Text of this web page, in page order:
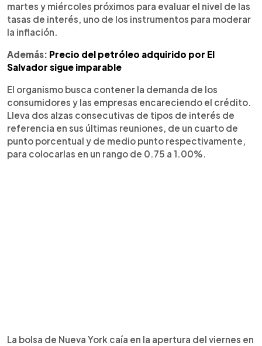
martes y miércoles próximos para evaluar el nivel de las
tasas de interés, uno de los instrumentos para moderar
la inflación.
Además: Precio del petróleo adquirido por El
Salvador sigue imparable
El organismo busca contener la demanda de los
consumidores y las empresas encareciendo el crédito.
Lleva dos alzas consecutivas de tipos de interés de
referencia en sus últimas reuniones, de un cuarto de
punto porcentual y de medio punto respectivamente,
para colocarlas en un rango de 0.75 a 1.00%.
La bolsa de Nueva York caía en la apertura del viernes en